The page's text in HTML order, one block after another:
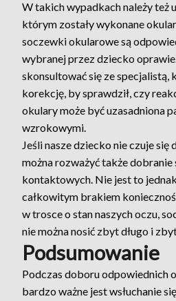
W takich wypadkach należy też
którym zostały wykonane
soczewki okularowe są
wybranej przez dziecko
skonsultować się ze specjalistą,
korekcję, by sprawdził, czy
okulary może być uzasadniona
wzrokowymi.
Jeśli nasze dziecko nie czuje się
można rozważyć także dobranie
kontaktowych. Nie jest to
całkowitym brakiem
w trosce o stan naszych oczu,
nie można nosić zbyt długo i
Podsumowanie
Podczas doboru odpowiednich
bardzo ważne jest wsłuchanie